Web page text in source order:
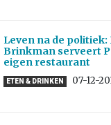
Leven na de politiek:
Brinkman serveert
eigen restaurant
ETEN & DRINKEN 07-12-